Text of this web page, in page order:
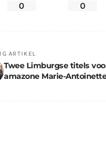
0 0
ARTIKEL
Twee Limburgse titels
amazone Marie-Antoinette